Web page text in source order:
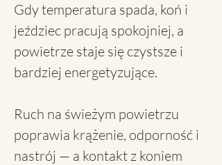
Gdy temperatura spada, koń i
jeździec pracują spokojniej, a
powietrze staje się czystsze i
bardziej energetyzujące.
Ruch na świeżym powietrzu
poprawia krążenie, odporność i
nastrój — a kontakt z koniem